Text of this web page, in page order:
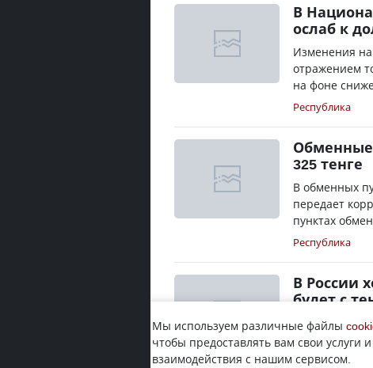
В
ослаб к
Изменения
отражением
на фоне
Республика
325 тенге
В обменных
передает
пунктах
Республика
В России
будет с
Российский
соседней
процентов.
Мы используем различные файлы
чтобы предоставлять вам свои услуги
взаимодействия с нашим сервисом.